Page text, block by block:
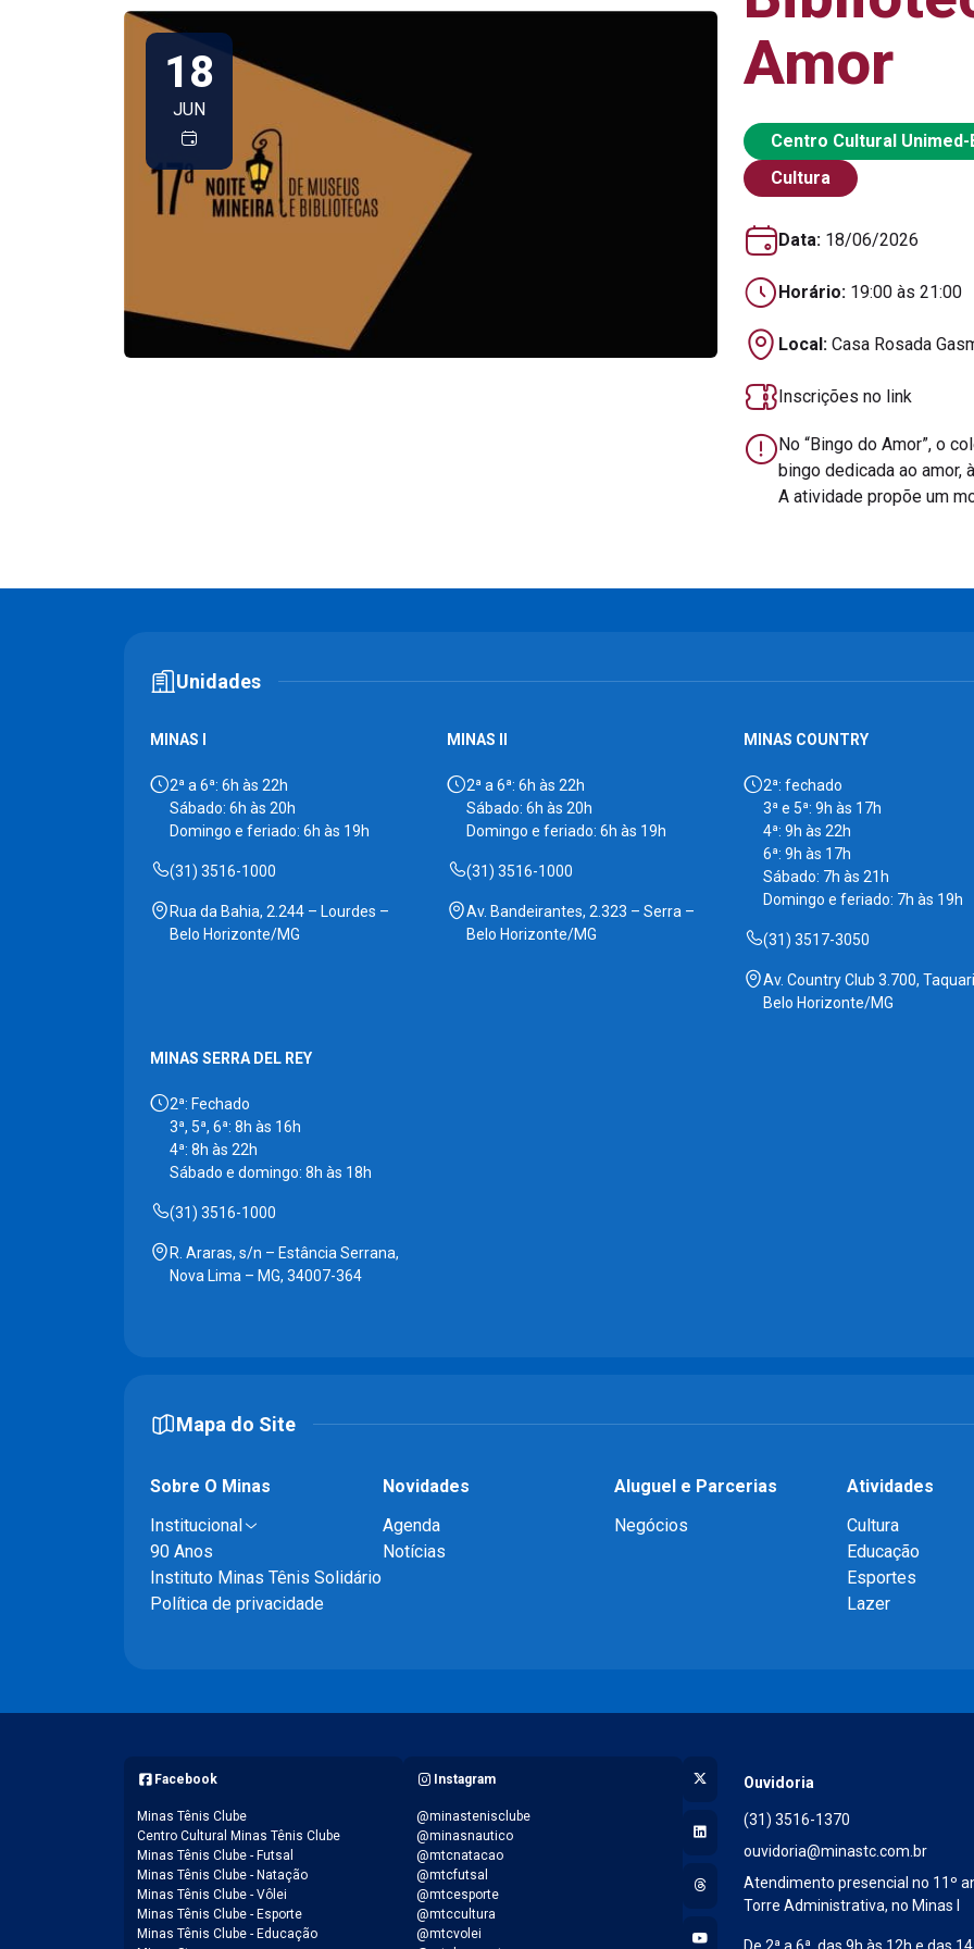
18
JUN
Amor
Centro Cultural Unimed-
Cultura
Data: 18/06/2026
Horário: 19:00 às 21:00
Local: Casa Rosada
Inscrições no link
No “Bingo do Amor”, o
bingo dedicada ao amor,
A atividade propõe um
Unidades
MINAS I
2ª a 6ª: 6h às 22h
Sábado: 6h às 20h
Domingo e feriado: 6h às 19h
(31) 3516-1000
Rua da Bahia, 2.244 – Lourdes –
Belo Horizonte/MG
MINAS II
2ª a 6ª: 6h às 22h
Sábado: 6h às 20h
Domingo e feriado: 6h às 19h
(31) 3516-1000
Av. Bandeirantes, 2.323 – Serra –
Belo Horizonte/MG
MINAS COUNTRY
2ª: fechado
3ª e 5ª: 9h às 17h
4ª: 9h às 22h
6ª: 9h às 17h
Sábado: 7h às 21h
Domingo e feriado: 7h às 19h
(31) 3517-3050
Av. Country Club 3.700,
Belo Horizonte/MG
MINAS SERRA DEL REY
2ª: Fechado
3ª, 5ª, 6ª: 8h às 16h
4ª: 8h às 22h
Sábado e domingo: 8h às 18h
(31) 3516-1000
R. Araras, s/n – Estância Serrana,
Nova Lima – MG, 34007-364
Mapa do Site
Sobre O Minas
Institucional
90 Anos
Instituto Minas Tênis Solidário
Política de privacidade
Novidades
Agenda
Notícias
Aluguel e Parcerias
Negócios
Atividades
Cultura
Educação
Esportes
Lazer
Facebook
Minas Tênis Clube
Centro Cultural Minas Tênis Clube
Minas Tênis Clube - Futsal
Minas Tênis Clube - Natação
Minas Tênis Clube - Vôlei
Minas Tênis Clube - Esporte
Minas Tênis Clube - Educação
Instagram
@minastenisclube
@minasnautico
@mtcnatacao
@mtcfutsal
@mtcesporte
@mtccultura
@mtcvolei
X (Twitter)
LinkedIn
Threads
YouTube
Ouvidoria
(31) 3516-1370
ouvidoria@minastc.com.br
Atendimento presencial no 11º
Torre Administrativa, no Minas I